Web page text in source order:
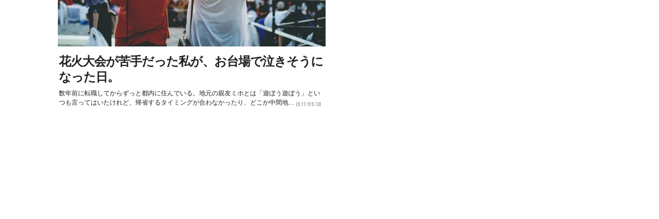
花火大会が苦手だった私が、お台場で泣きそうに
なった日。
数年前に転職してからずっと都内に住んでいる。地元の親友ミホとは「遊ぼう遊ぼう」とい
つも言ってはいたけれど、帰省するタイミングが合わなかったり、どこか中間地...
2017/05/30